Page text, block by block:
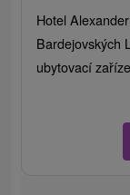
Hotel
Bardejovských
ubytovací